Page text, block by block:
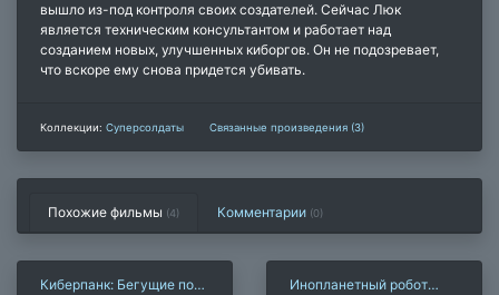
вышло из-под контроля своих создателей. Сейчас Люк
является техническим консультантом и работает над
созданием новых, улучшенных киборгов. Он не подозревает,
что вскоре ему снова придется убивать.
Коллекции: Суперсолдаты Связанные произведения (3)
Похожие фильмы (4) Комментарии (0)
Киберпанк: Бегущие по
Инопланетный робот